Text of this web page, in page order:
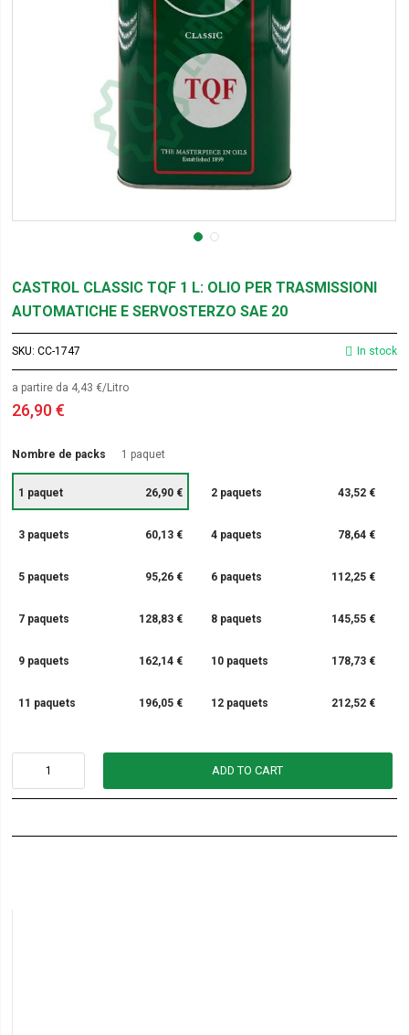
CASTROL CLASSIC TQF 1 L: OLIO PER TRASMISSIONI
AUTOMATICHE E SERVOSTERZO SAE 20
In stock
SKU CC-1747
a partire da 4,43 €/Litro
26,90 €
Nombre de packs 1 paquet
1 paquet 26,90 € 2 paquets 43,52 €
3 paquets 60,13 € 4 paquets 78,64 €
5 paquets 95,26 € 6 paquets 112,25 €
7 paquets 128,83 € 8 paquets 145,55 €
9 paquets 162,14 € 10 paquets 178,73 €
11 paquets 196,05 € 12 paquets 212,52 €
ADD TO CART